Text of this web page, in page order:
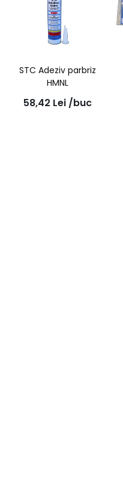
STC Adeziv parbriz
HMNL
58,42 Lei /buc